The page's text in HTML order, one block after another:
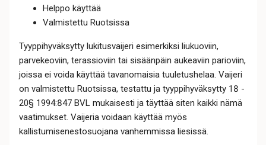
Helppo käyttää
Valmistettu Ruotsissa
Tyyppihyväksytty lukitusvaijeri esimerkiksi liukuoviin,
parvekeoviin, terassioviin tai sisäänpäin aukeaviin parioviin,
joissa ei voida käyttää tavanomaisia tuuletushelaa. Vaijeri
on valmistettu Ruotsissa, testattu ja tyyppihyväksytty 18 -
20§ 1994:847 BVL mukaisesti ja täyttää siten kaikki nämä
vaatimukset. Vaijeria voidaan käyttää myös
kallistumisenestosuojana vanhemmissa liesissä.